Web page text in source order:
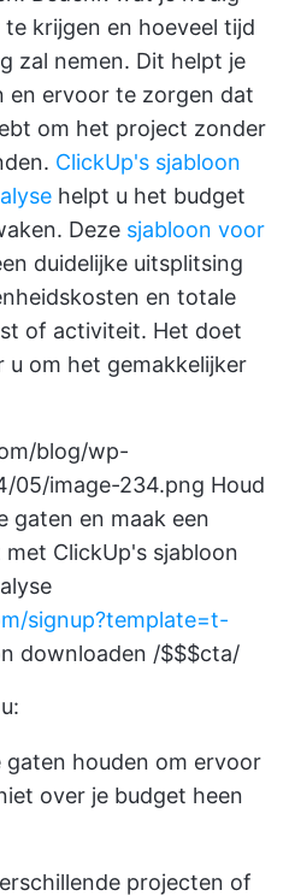
krijgen en hoeveel tijd
zal nemen. Dit helpt je
en ervoor te zorgen dat
om het project zonder
ClickUp's sjabloon
helpt u het budget
Deze sjabloon voor
duidelijke uitsplitsing
en totale
of activiteit. Het doet
u om het gemakkelijker
blog/wp-
05/image-234.png Houd
gaten en maak een
ClickUp's sjabloon
signup?template=t-
downloaden /$$$cta/
gaten houden om ervoor
over je budget heen
projecten of